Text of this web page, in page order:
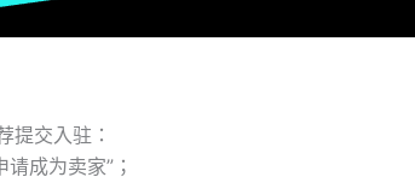
提交入驻：
成为卖家”；